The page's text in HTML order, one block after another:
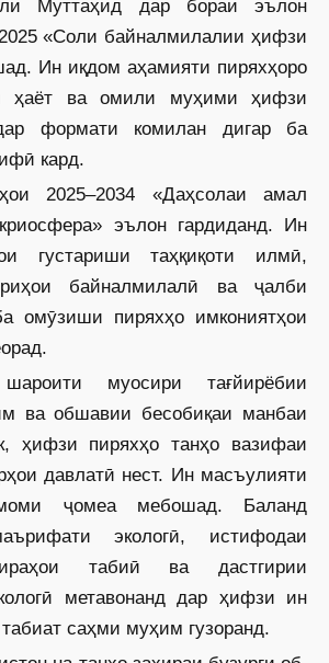
Муттаҳид дар бораи эълон
«Соли байналмилалии ҳифзи
Ин иқдом аҳамияти пиряхҳоро
ҳаёт ва омили муҳими ҳифзи
формати комилан дигар ба
кард.
2025–2034 «Даҳсолаи амал
эълон гардиданд. Ин
густариши таҳқиқоти илмӣ,
байналмилалӣ ва ҷалби
омӯзиши пиряхҳо имкониятҳои
муосири тағйир­ёбии
ва обшавии бесобиқаи манбаи
ҳифзи пир­яхҳо танҳо вазифаи
давлатӣ нест. Ин масъулияти
ҷомеа мебошад. Баланд
экологӣ, истифодаи
табиӣ ва дастгирии
метавонанд дар ҳифзи ин
саҳми муҳим гузоранд.